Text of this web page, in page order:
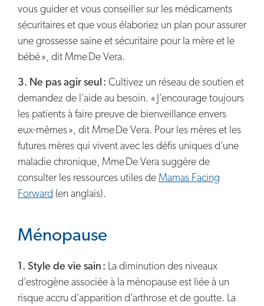
vous guider et vous conseiller sur les médicaments
sécuritaires et que vous élaboriez un plan pour assurer
une grossesse saine et sécuritaire pour la mère et le
bébé », dit Mme De Vera.
3. Ne pas agir seul : Cultivez un réseau de soutien et
demandez de l’aide au besoin. « J’encourage toujours
les patients à faire preuve de bienveillance envers
eux-mêmes », dit Mme De Vera. Pour les mères et les
futures mères qui vivent avec les défis uniques d’une
maladie chronique, Mme De Vera suggère de
consulter les ressources utiles de Mamas Facing
Forward (en anglais).
Ménopause
1. Style de vie sain : La diminution des niveaux
d’estrogène associée à la ménopause est liée à un
risque accru d’apparition d’arthrose et de goutte. La